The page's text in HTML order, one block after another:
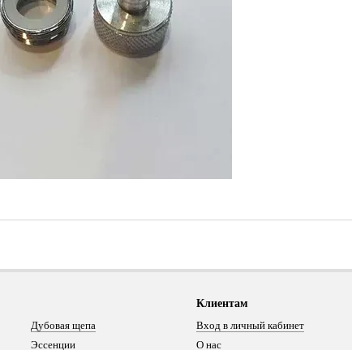
Дубовая щепа
Эссенции
Клиентам
Вход в личный кабинет
О нас